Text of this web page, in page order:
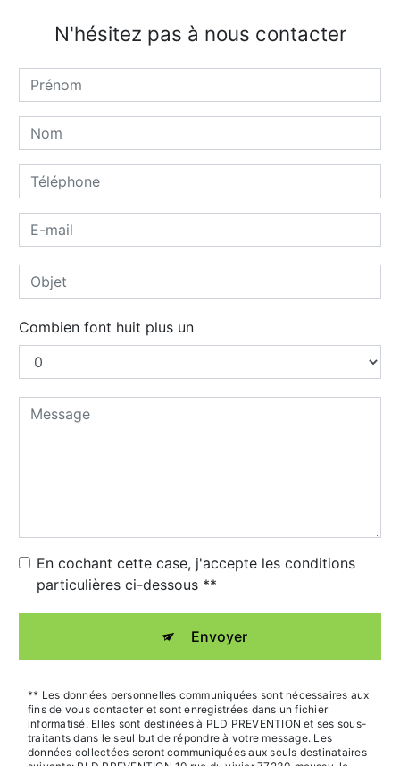
N'hésitez pas à nous contacter
Combien font huit plus un
En cochant cette case, j'accepte les conditions
particulières ci-dessous **
Envoyer
** Les données personnelles communiquées sont nécessaires aux
fins de vous contacter et sont enregistrées dans un fichier
informatisé. Elles sont destinées à PLD PREVENTION et ses sous-
traitants dans le seul but de répondre à votre message. Les
données collectées seront communiquées aux seuls destinataires